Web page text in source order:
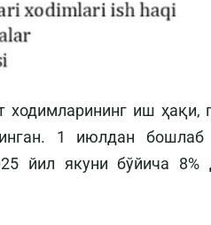
иш ҳақи,
1 июлдан бошлаб
йил якуни бўйича 8%